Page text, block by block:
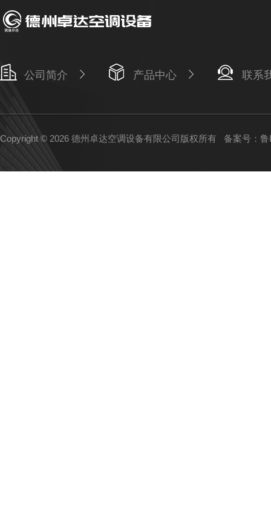
公司简介 产品中心 联系
Copyright © 2026 德州卓达空调设备有限公司版权所有 备案号：